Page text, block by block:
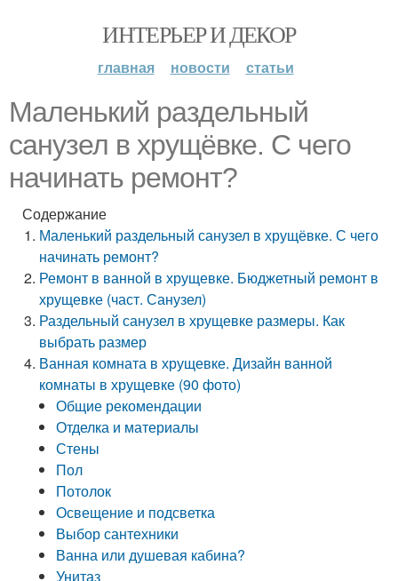
ИНТЕРЬЕР И ДЕКОР
главная новости статьи
Маленький раздельный
санузел в хрущёвке. С чего
начинать ремонт?
Содержание
Маленький раздельный санузел в хрущёвке. С чего
начинать ремонт?
Ремонт в ванной в хрущевке. Бюджетный ремонт в
хрущевке (част. Санузел)
Раздельный санузел в хрущевке размеры. Как
выбрать размер
Ванная комната в хрущевке. Дизайн ванной
комнаты в хрущевке (90 фото)
Общие рекомендации
Отделка и материалы
Стены
Пол
Потолок
Освещение и подсветка
Выбор сантехники
Ванна или душевая кабина?
Унитаз